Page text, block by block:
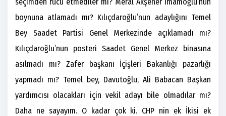
boynuna atlamadı mı? Kılıçdaroğlu’nun adaylığını Temel
Bey Saadet Partisi Genel Merkezinde açıklamadı mı?
Kılıçdaroğlu’nun posteri Saadet Genel Merkez binasına
asılmadı mı? Zafer başkanı İçişleri Bakanlığı pazarlığı
yapmadı mı? Temel bey, Davutoğlu, Ali Babacan Başkan
yardımcısı olacakları için vekil adayı bile olmadılar mı?
Daha ne sayayım. O kadar çok ki. CHP nin ek İkisi ek